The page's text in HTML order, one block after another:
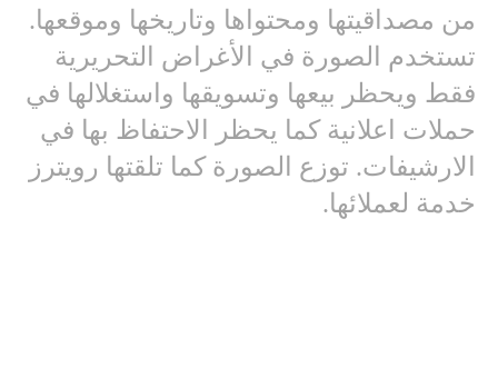
من مصداقيتها ومحتواها وتاريخها وموقعها.
تستخدم الصورة في الأغراض التحريرية
فقط ويحظر بيعها وتسويقها واستغلالها في
حملات اعلانية كما يحظر الاحتفاظ بها في
الارشيفات. توزع الصورة كما تلقتها رويترز
خدمة لعملائها.